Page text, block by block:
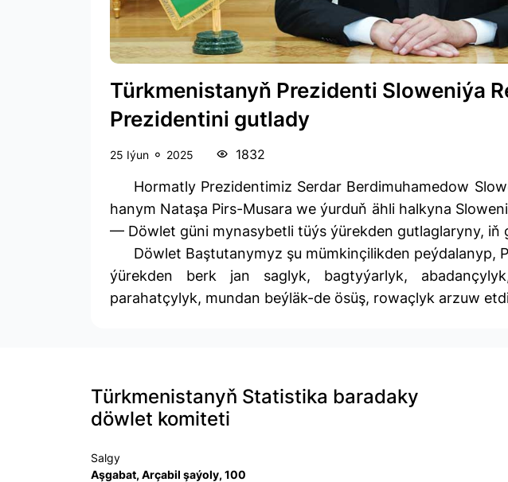
Türkmenistanyň Prezidenti Sloweniýa
Prezidentini gutlady
25 Iýun 2025 1832
Hormatly Prezidentimiz Serdar Berdimuhamedow
hanym Nataşa Pirs-Musara we ýurduň ähli halkyna
— Döwlet güni mynasybetli tüýs ýürekden gutlaglaryny, iň
Döwlet Baştutanymyz şu mümkinçilikden peýdalanyp,
ýürekden berk jan saglyk, bagtyýarlyk,
parahatçylyk, mundan beýläk-de ösüş, rowaçlyk arzuw
Türkmenistanyň Statistika baradaky
döwlet komiteti
Salgy
Aşgabat, Arçabil şaýoly, 100